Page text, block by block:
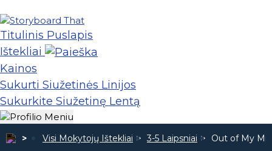
Titulinis Puslapis
Ištekliai
Kainos
Sukurti Siužetinės Linijos
Sukurkite Siužetinę Lentą
Visi Mokytojų Ištekliai 3-5 Laipsniai Out of My